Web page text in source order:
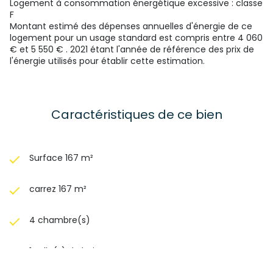
Puy de Dôme valable jusqu’au 23/11/2025 Les honoraires
sont à la charge du vendeur.
Logement à consommation énergétique excessive : classe
F
Montant estimé des dépenses annuelles d'énergie de ce
logement pour un usage standard est compris entre 4 060
€ et 5 550 € . 2021 étant l'année de référence des prix de
l'énergie utilisés pour établir cette estimation.
Caractéristiques de ce bien
Surface 167 m²
carrez 167 m²
4 chambre(s)
1 salle(s) de bain